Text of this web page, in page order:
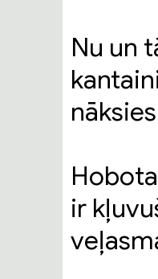
Nu un
ir